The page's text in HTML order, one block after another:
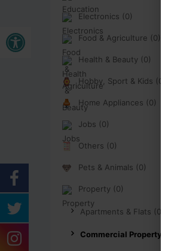
Buka bar alat
Electronics (0)
Food & Agriculture (0)
Health & Beauty (0)
Hobby, Sport & Kids (0)
Home Appliances (0)
Jobs (0)
Others (0)
Pets & Animals (0)
Property (0)
Apartments & Flats (0)
Commercial Property (0)